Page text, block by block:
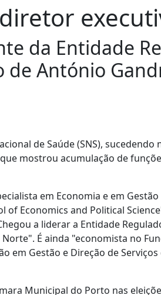
da Entidade
António
de Saúde (SNS), sucedendo
mostrou acumulação de
em Economia e em Gestão
Economics and Political
a liderar a Entidade
É ainda "economista no
em Gestão e Direção de Serviços
Municipal do Porto nas